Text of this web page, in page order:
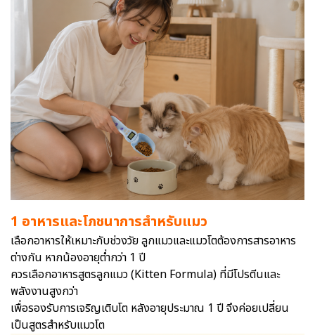
1 อาหารและโภชนาการสำหรับแมว
เลือกอาหารให้เหมาะกับช่วงวัย ลูกแมวและแมวโตต้องการสารอาหาร
ต่างกัน หากน้องอายุต่ำกว่า 1 ปี
ควรเลือกอาหารสูตรลูกแมว (Kitten Formula) ที่มีโปรตีนและ
พลังงานสูงกว่า
เพื่อรองรับการเจริญเติบโต หลังอายุประมาณ 1 ปี จึงค่อยเปลี่ยน
เป็นสูตรสำหรับแมวโต